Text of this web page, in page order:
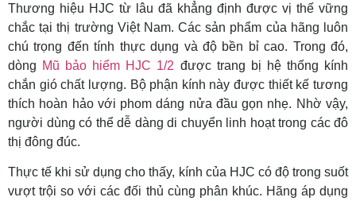
Thương hiệu HJC từ lâu đã khẳng định được vị thế vững
chắc tại thị trường Việt Nam. Các sản phẩm của hãng luôn
chú trọng đến tính thực dụng và độ bền bỉ cao. Trong đó,
dòng Mũ bảo hiểm HJC 1/2 được trang bị hệ thống kính
chắn gió chất lượng. Bộ phận kính này được thiết kế tương
thích hoàn hảo với phom dáng nửa đầu gọn nhẹ. Nhờ vậy,
người dùng có thể dễ dàng di chuyển linh hoạt trong các đô
thị đông đúc.
Thực tế khi sử dụng cho thấy, kính của HJC có độ trong suốt
vượt trội so với các đối thủ cùng phân khúc. Hãng áp dụng